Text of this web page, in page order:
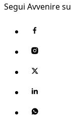
Segui Avvenire su